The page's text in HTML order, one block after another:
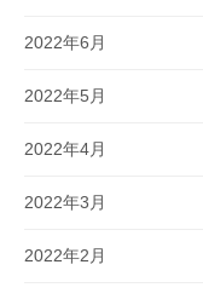
2022年6月
2022年5月
2022年4月
2022年3月
2022年2月